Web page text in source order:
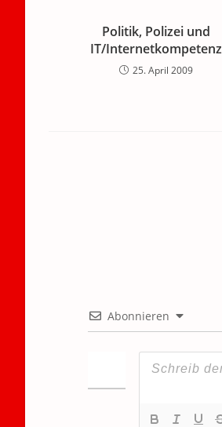
Politik, Polizei und
IT/Internetkompetenz
25. April 2009
Abonnieren